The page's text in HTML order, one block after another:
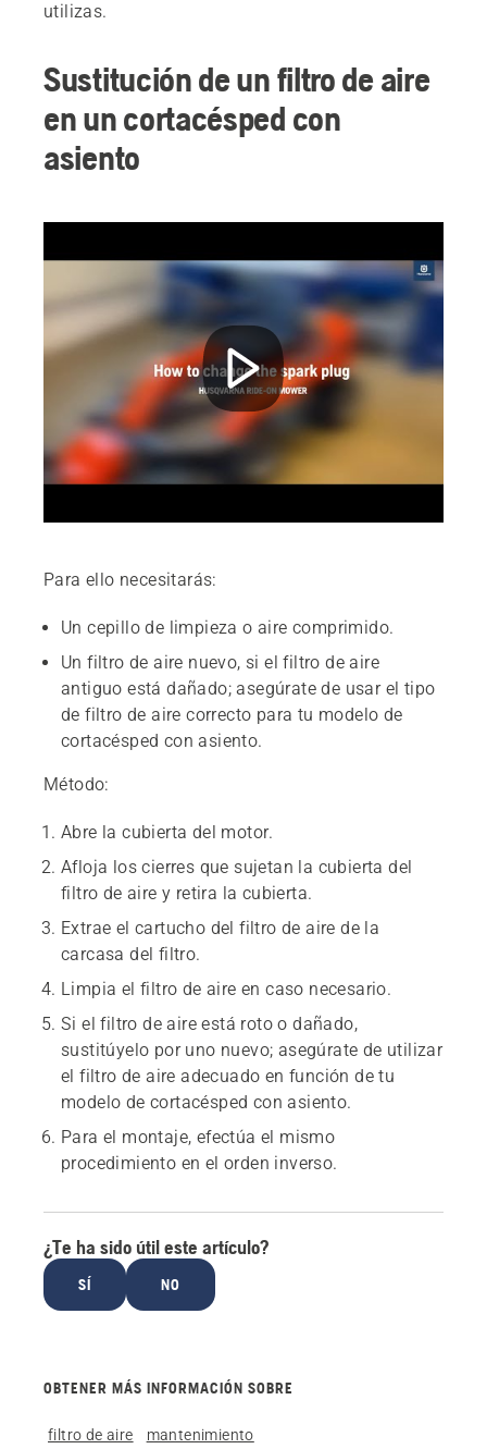
utilizas.
Sustitución de un filtro de aire
en un cortacésped con
asiento
Para ello necesitarás:
Un cepillo de limpieza o aire comprimido.
Un filtro de aire nuevo, si el filtro de aire
antiguo está dañado; asegúrate de usar el tipo
de filtro de aire correcto para tu modelo de
cortacésped con asiento.
Método:
Abre la cubierta del motor.
Afloja los cierres que sujetan la cubierta del
filtro de aire y retira la cubierta.
Extrae el cartucho del filtro de aire de la
carcasa del filtro.
Limpia el filtro de aire en caso necesario.
Si el filtro de aire está roto o dañado,
sustitúyelo por uno nuevo; asegúrate de utilizar
el filtro de aire adecuado en función de tu
modelo de cortacésped con asiento.
Para el montaje, efectúa el mismo
procedimiento en el orden inverso.
¿Te ha sido útil este artículo?
SÍ NO
OBTENER MÁS INFORMACIÓN SOBRE
filtro de aire
mantenimiento